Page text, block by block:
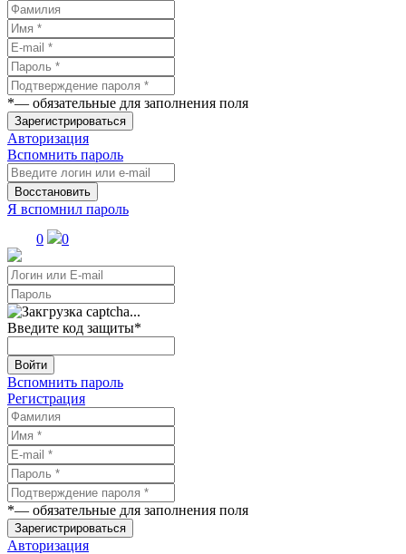
*— обязательные для заполнения поля
Зарегистрироваться
Авторизация
Вспомнить пароль
Восстановить
Я вспомнил пароль
0
0
Введите код защиты*
Войти
Вспомнить пароль
Регистрация
*— обязательные для заполнения поля
Зарегистрироваться
Авторизация